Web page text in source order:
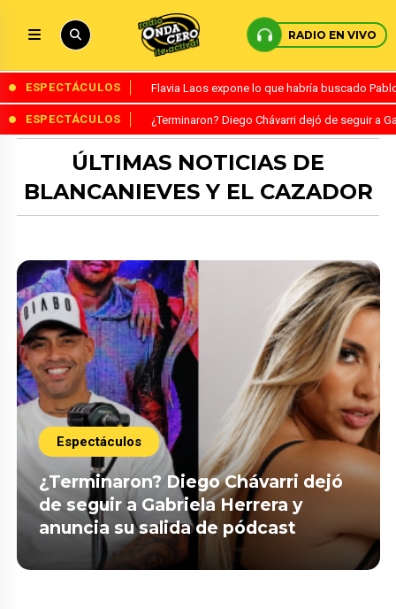
RADIO EN VIVO
ESPECTÁCULOS Flavia Laos expone lo que habría buscado
ESPECTÁCULOS ¿Terminaron? Diego Chávarri dejó de seguir a
ÚLTIMAS NOTICIAS DE
BLANCANIEVES Y EL CAZADOR
Espectáculos
¿Terminaron? Diego Chávarri dejó
de seguir a Gabriela Herrera y
anuncia su salida de pódcast